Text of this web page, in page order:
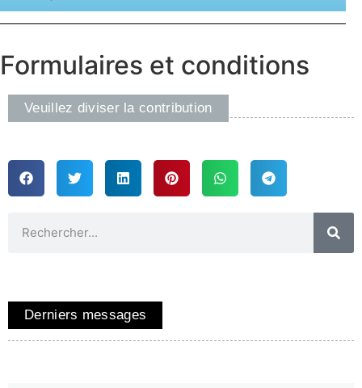
Formulaires et conditions
Veuillez diviser la contribution
Derniers messages